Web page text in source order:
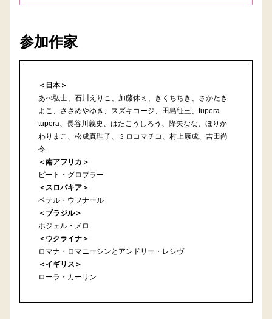
参加作家
＜日本＞
あべ弘士、石川えりこ、加藤休ミ、きくちちき、さかたき
よこ、ささめやゆき、スズキコージ、田島征三、tupera
tupera、長谷川義史、はたこうしろう、降矢なな、ほりか
わりまこ、松成真理子、ミロコマチコ、村上康成、吉田尚
令
＜南アフリカ＞
ピート・グロブラー
＜スロバキア＞
ペテル・ウフナール
＜ブラジル＞
ホジェル・メロ
＜ウクライナ＞
ロマナ・ロマニーシンとアンドリー・レシヴ
＜イギリス＞
ローラ・カーリン